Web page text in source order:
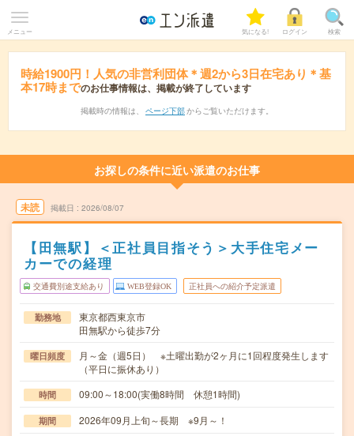
メニュー 気になる! ログイン 検索
時給1900円！人気の非営利団体＊週2から3日在宅あり＊基
本17時までのお仕事情報は、掲載が終了しています
掲載時の情報は、 ページ下部 からご覧いただけます。
お探しの条件に近い派遣のお仕事
未読 掲載日 2026/08/07
【田無駅】＜正社員目指そう＞大手住宅メー
カーでの経理
交通費別途支給あり WEB登録OK 正社員への紹介予定派遣
勤務地
東京都西東京市
田無駅から徒歩7分
曜日頻度
月～金（週5日） ※土曜出勤が2ヶ月に1回程度発生します
（平日に振休あり）
時間 09:00～18:00(実働8時間 休憩1時間)
期間 2026年09月上旬～長期 ※9月～！